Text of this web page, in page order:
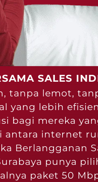
SALES
tanpa lemot,
yang lebih
bagi mereka
internet
Berlangganan
punya
paket 50